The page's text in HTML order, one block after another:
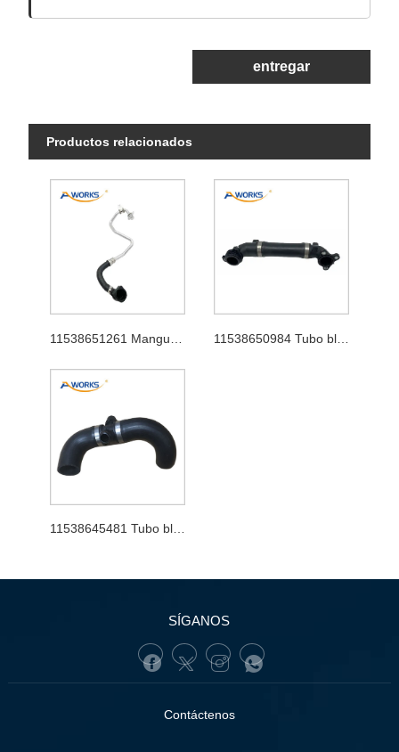
entregar
Productos relacionados
11538650984 Tubo blando
11538645481 Tubo blando
SÍGANOS
Contáctenos